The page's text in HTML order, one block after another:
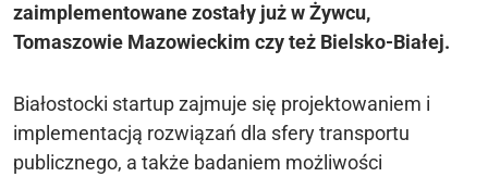
zaimplementowane zostały już w Żywcu,
Tomaszowie Mazowieckim czy też Bielsko-Białej.
Białostocki startup zajmuje się projektowaniem i
implementacją rozwiązań dla sfery transportu
publicznego, a także badaniem możliwości